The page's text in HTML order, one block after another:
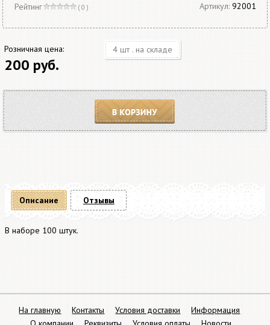
Рейтинг ( 0 ) Артикул: 92001
Розничная цена:
200 руб.
4 шт . на складе
В корзину
Описание
В наборе 100 штук.
Отзывы
На главную Контакты Условия доставки
Информация